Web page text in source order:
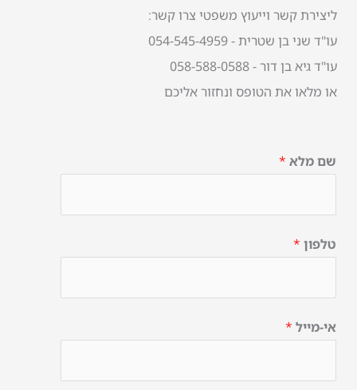
ליצירת קשר וייעוץ משפטי צרו קשר:
עו"ד שני בן שטרית - 054-545-4959
עו"ד גיא בן דור - 058-588-0588
או מלאו את הטופס ונחזור אליכם
שם מלא *
טלפון *
אי-מייל *